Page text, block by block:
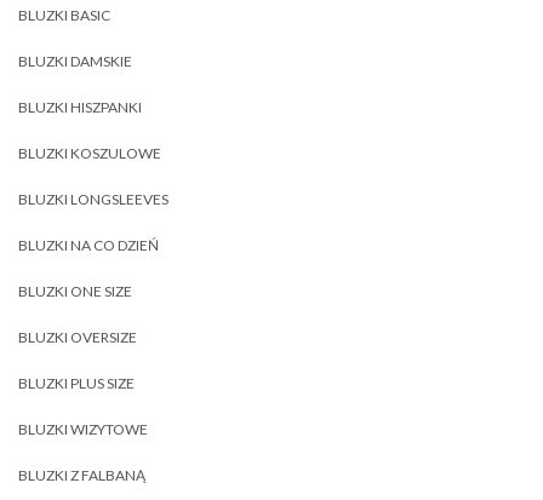
BLUZKI BASIC
BLUZKI DAMSKIE
BLUZKI HISZPANKI
BLUZKI KOSZULOWE
BLUZKI LONGSLEEVES
BLUZKI NA CO DZIEŃ
BLUZKI ONE SIZE
BLUZKI OVERSIZE
BLUZKI PLUS SIZE
BLUZKI WIZYTOWE
BLUZKI Z FALBANĄ